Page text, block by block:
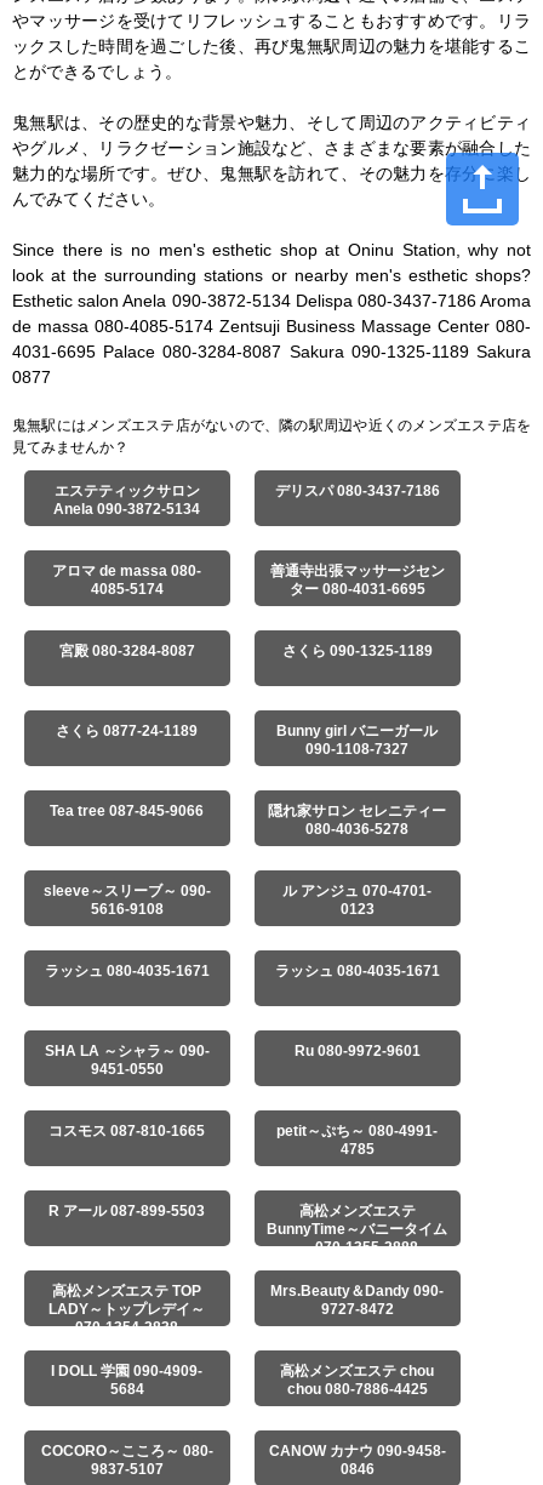
やマッサージを受けてリフレッシュすることもおすすめです。リラ
ックスした時間を過ごした後、再び鬼無駅周辺の魅力を堪能するこ
とができるでしょう。
鬼無駅は、その歴史的な背景や魅力、そして周辺のアクティビティ
やグルメ、リラクゼーション施設など、さまざまな要素が融合した
魅力的な場所です。ぜひ、鬼無駅を訪れて、その魅力を存分に楽し
んでみてください。
Since there is no men's esthetic shop at Oninu Station, why not
look at the surrounding stations or nearby men's esthetic shops?
Esthetic salon Anela 090-3872-5134 Delispa 080-3437-7186 Aroma
de massa 080-4085-5174 Zentsuji Business Massage Center 080-
4031-6695 Palace 080-3284-8087 Sakura 090-1325-1189 Sakura
0877
鬼無駅にはメンズエステ店がないので、隣の駅周辺や近くのメンズエステ店を
見てみませんか？
エステティックサロン
Anela 090-3872-5134
デリスパ 080-3437-7186
アロマ de massa 080-
4085-5174
善通寺出張マッサージセン
ター 080-4031-6695
宮殿 080-3284-8087 さくら 090-1325-1189
さくら 0877-24-1189
Bunny girl バニーガール
090-1108-7327
Tea tree 087-845-9066
隠れ家サロン セレニティー
080-4036-5278
sleeve～スリーブ～ 090-
5616-9108
ル アンジュ 070-4701-
0123
ラッシュ 080-4035-1671 ラッシュ 080-4035-1671
SHA LA ～シャラ～ 090-
9451-0550
Ru 080-9972-9601
コスモス 087-810-1665
petit～ぷち～ 080-4991-
4785
R アール 087-899-5503
高松メンズエステ
BunnyTime～バニータイム
～ 070-1355-2888
高松メンズエステ TOP
LADY～トップレデイ～
070-1354-2838
Mrs.Beauty＆Dandy 090-
9727-8472
I DOLL 学園 090-4909-
5684
高松メンズエステ chou
chou 080-7886-4425
COCORO～こころ～ 080-
9837-5107
CANOW カナウ 090-9458-
0846